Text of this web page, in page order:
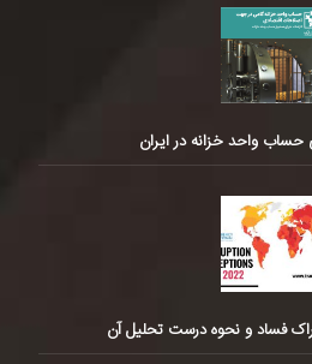
واحد خزانه در ایران
فساد و نحوه درست تحلیل آن